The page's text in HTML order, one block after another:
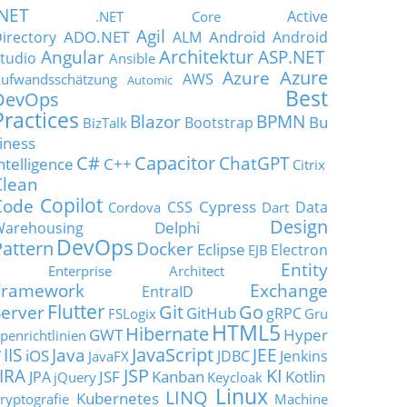
.NET Core
Active
ADO.NET Agil ALM Android Android
Angular Ansible Architektur ASP.NET
Automic AWS Azure Azure
Best
BizTalk Blazor Bootstrap BPMN Bu
C# C++ Capacitor ChatGPT Citrix
Copilot Cordova CSS Cypress Dart Data
Delphi
Design
DevOps Docker Eclipse EJB Electron
Enterprise Architect
Entity
EntraID
Exchange
Flutter FSLogix GitGitHubGo gRPC Gru
GWT HibernateHTML5 Hyper
IIS iOSJava JavaFX JavaScript JDBC JEE Jenkins
JPA jQuery JSF JSP Kanban Keycloak KI Kotlin
Kubernetes LINQ Linux Machine